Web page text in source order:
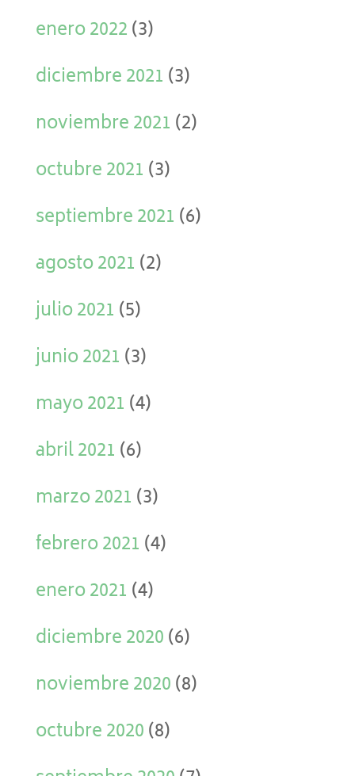
enero 2022(3)
diciembre 2021 (3)
noviembre 2021 (2)
octubre 2021 (3)
septiembre 2021 (6)
agosto 2021 (2)
julio 2021 (5)
junio 2021 (3)
mayo 2021 (4)
abril 2021 (6)
marzo 2021 (3)
febrero 2021 (4)
enero 2021 (4)
diciembre 2020(6)
noviembre 2020(8)
octubre 2020(8)